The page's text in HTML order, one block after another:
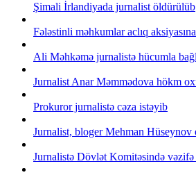
Şimali İrlandiyada jurnalist öldürülüb
Fələstinli məhkumlar aclıq
Ali Məhkəmə jurnalistə hücumla
Jurnalist Anar Məmmədova hökm
Prokuror jurnalistə cəza istəyib
Jurnalist, bloger Mehman Hüseynov
Jurnalistə Dövlət Komitəsində